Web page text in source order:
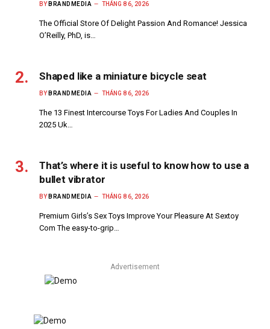
BY BRANDMEDIA THÁNG 8 6, 2026
The Official Store Of Delight Passion And Romance! Jessica
O’Reilly, PhD, is…
Shaped like a miniature bicycle seat
BY BRANDMEDIA THÁNG 8 6, 2026
The 13 Finest Intercourse Toys For Ladies And Couples In
2025 Uk…
That’s where it is useful to know how to use a
bullet vibrator
BY BRANDMEDIA THÁNG 8 6, 2026
Premium Girls’s Sex Toys Improve Your Pleasure At Sextoy
Com The easy-to-grip…
Advertisement